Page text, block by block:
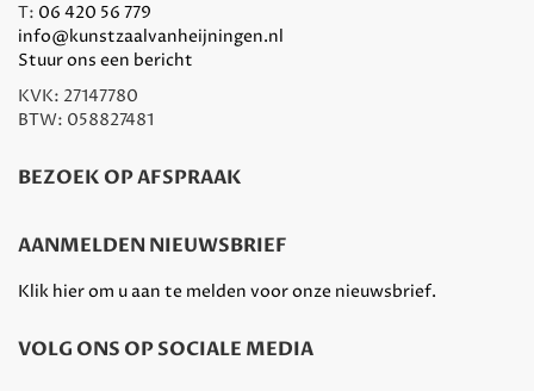
T: 06 420 56 779
info@kunstzaalvanheijningen.nl
Stuur ons een bericht
KVK: 27147780
BTW: 058827481
BEZOEK OP AFSPRAAK
AANMELDEN NIEUWSBRIEF
Klik hier om u aan te melden voor onze nieuwsbrief.
VOLG ONS OP SOCIALE MEDIA